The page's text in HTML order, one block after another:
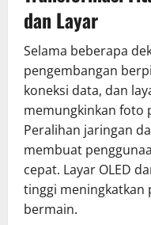
dan Layar
Selama beberapa
pengembangan
koneksi data, dan
memungkinkan foto
Peralihan jaringan
membuat
cepat. Layar OLED
tinggi meningkatkan
bermain.